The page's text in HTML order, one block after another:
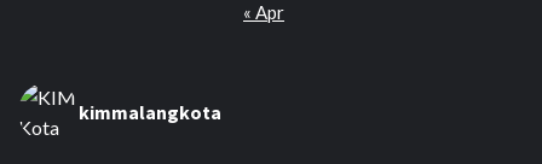
« Apr
kimmalangkota